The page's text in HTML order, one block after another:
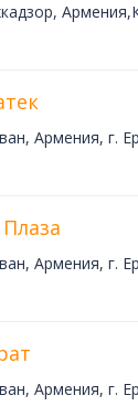
8 дней
-
-
Армения, г.
Армения, г.
Армения, г.